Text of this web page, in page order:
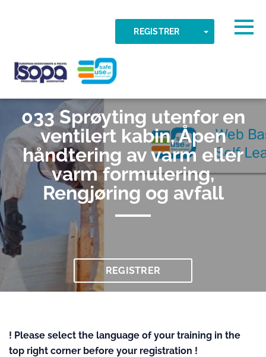
REGISTRER TOGGLE
ISOPA-AISBL
033 Sprøyting utenfor en
ventilert kabin, Åpen
håndtering av varm eller
varm formulering,
Rengjøring og avfall
REGISTRER
! Please select the language of your training in the
top right corner before your registration !